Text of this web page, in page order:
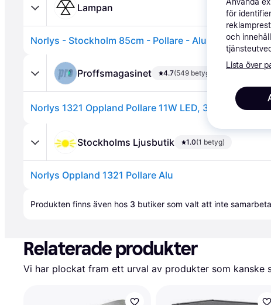
Lampan
Norlys - Stockholm 85cm - Pollare - Aluminium
Proffsmagasinet 4.7(549 betyg)
Norlys 1321 Oppland Pollare 11W LED, 3000K, 1180
Stockholms Ljusbutik 1.0(1 betyg)
Norlys Oppland 1321 Pollare Alu
Produkten finns även hos 3 butiker som valt att inte
Relaterade produkter
Vi har plockat fram ett urval av produkter som kanske
Använda
för
och
Lista över